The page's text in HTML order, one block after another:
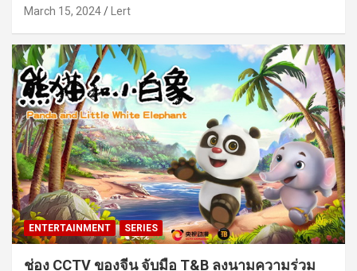
March 15, 2024 Lert
ENTERTAINMENT SERIES
ช่อง CCTV ของจีน จับมือ T&B ลงนามความร่วม